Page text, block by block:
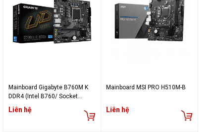
Mainboard Gigabyte B760M K
DDR4 (Intel B760/ Socket
1700/ M-ATX/ 2 khe ram/
DDR4)
Liên hệ
Mainboard MSI PRO H510M-B
Liên hệ